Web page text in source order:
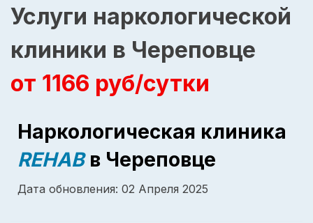
Услуги наркологической
клиники в Череповце
от 1166 руб/сутки
Наркологическая клиника
REHABв Череповце
Дата обновления: 02 Апреля 2025